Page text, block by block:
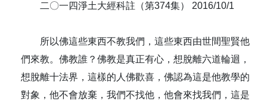
二〇一四淨土大經科註（第374集） 2016/10/1
所以佛這些東西不教我們，這些東西由世間聖賢他
們來教。佛教誰？佛教是真正有心，想脫離六道輪迴，
想脫離十法界，這樣的人佛歡喜，佛認為這是他教學的
對象，他不會放棄，我們不找他，他會來找我們，這是